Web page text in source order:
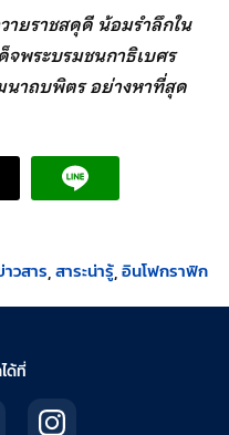
ยราชสดุดี น้อมรำลึกใน
พระบรมชนกาธิเบศร
าถบพิตร อย่างหาที่สุด
วสาร สาระน่ารู้ อินโฟกราฟิก
ด้ที่